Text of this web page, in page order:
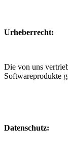
Urheberrecht:
Die von uns
Softwareprodukte
Datenschutz: